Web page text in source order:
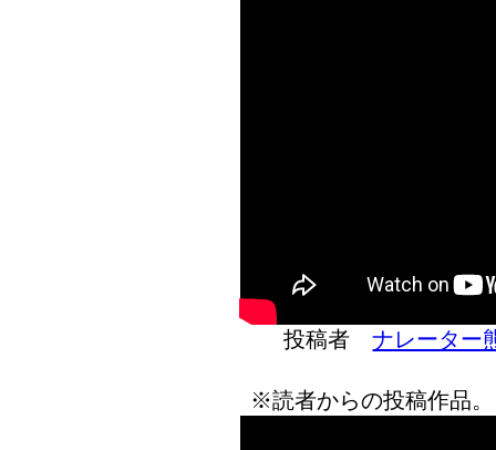
投稿者ナレーター
※読者からの投稿作品